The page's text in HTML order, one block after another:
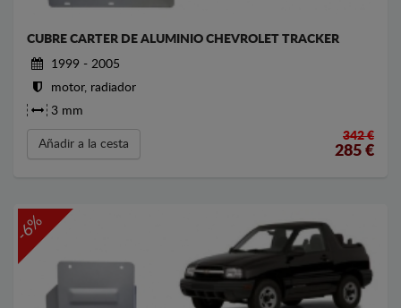
CUBRE CARTER DE ALUMINIO CHEVROLET TRACKER
1999 - 2005
motor, radiador
3 mm
Añadir a la cesta
342 €
285 €
-6%